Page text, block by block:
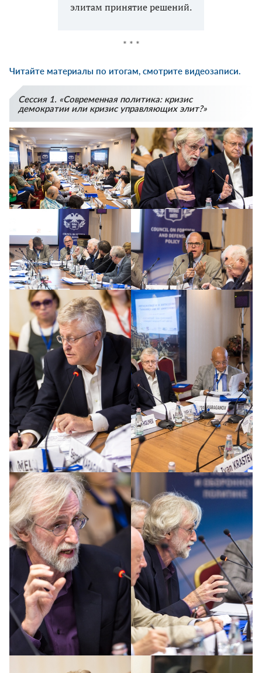
элитам принятие решений.
* * *
Читайте материалы по итогам, смотрите видеозаписи.
Сессия 1. «Современная политика: кризис
демократии или кризис управляющих элит?»